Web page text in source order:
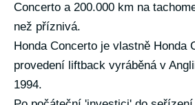
Concerto a 200.000 km na
než příznivá.
Honda Concerto je vlastně Honda
provedení liftback vyráběná v
1994.